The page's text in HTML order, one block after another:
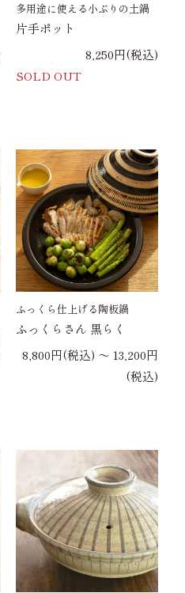
多用途に使える小ぶりの土鍋
片手ポット
8,250円(税込)
SOLD OUT
ふっくら仕上げる陶板鍋
ふっくらさん 黒らく
8,800円(税込) 〜 13,200円
(税込)